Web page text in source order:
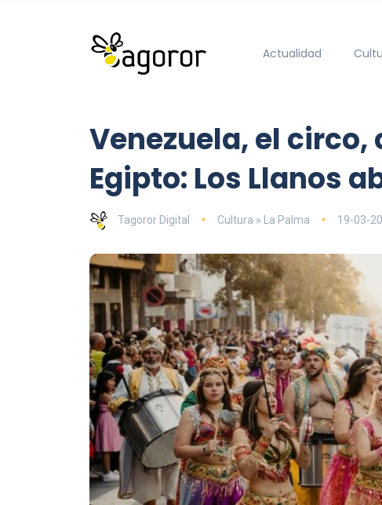
Actualidad
Venezuela, el
Egipto: Los Llanos
Tagoror Digital Cultura » La Palma 19-03-